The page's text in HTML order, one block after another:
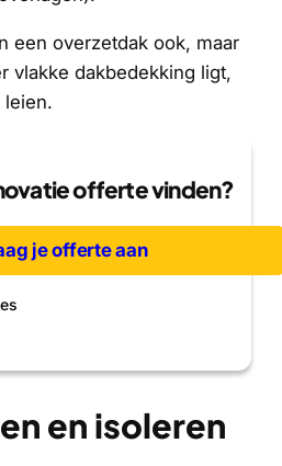
een overzetdak ook, maar
vlakke dakbedekking ligt,
leien.
offerte vinden?
je offerte aan
en isoleren